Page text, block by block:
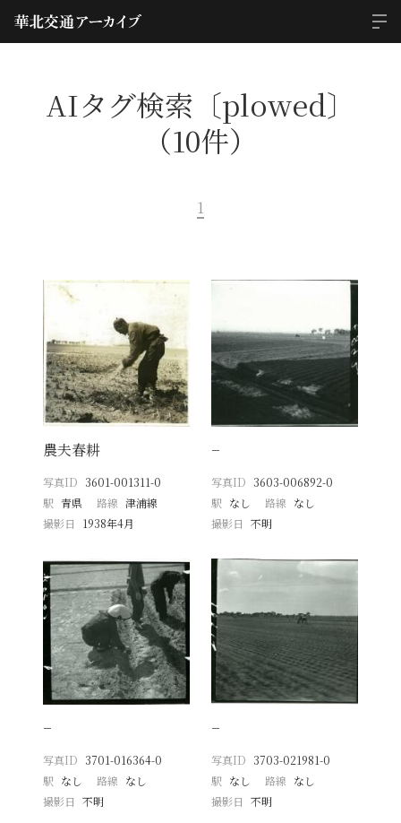
AIタグ検索〔plowed〕
（10件）
1
農夫春耕
写真ID 3601-001311-0
駅 青県 路線 津浦線
撮影日
1938年4月
−
写真ID 3603-006892-0
駅 なし 路線 なし
撮影日 不明
−
写真ID 3701-016364-0
駅 なし 路線 なし
撮影日
不明
−
写真ID 3703-021981-0
駅 なし 路線 なし
撮影日 不明